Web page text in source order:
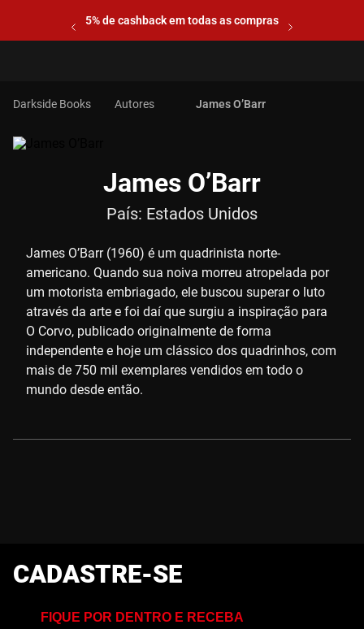
5% de cashback em todas as compras
Autores James O’Barr
James O’Barr
País: Estados Unidos
James O’Barr (1960) é um quadrinista norte-
americano. Quando sua noiva morreu atropelada por
um motorista embriagado, ele buscou superar o luto
através da arte e foi daí que surgiu a inspiração para
O Corvo, publicado originalmente de forma
independente e hoje um clássico dos quadrinhos, com
mais de 750 mil exemplares vendidos em todo o
mundo desde então.
CADASTRE-SE
FIQUE POR DENTRO E RECEBA